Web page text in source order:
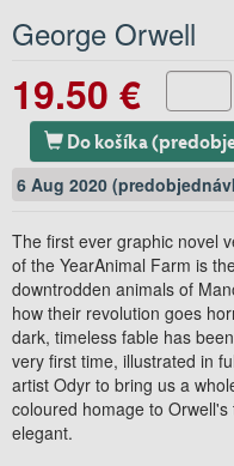
George Orwell
19.50 €
Do košíka
6 Aug 2020
The first ever graphic novel
of the YearAnimal Farm is
downtrodden animals of
how their revolution goes
dark, timeless fable has
very first time, illustrated in
artist Odyr to bring us a
coloured homage to
elegant.